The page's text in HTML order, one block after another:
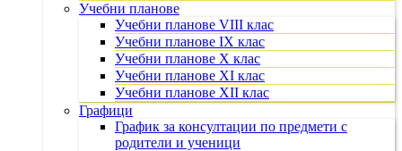
Учебни планове
Учебни планове VIII клас
Учебни планове IX клас
Учебни планове X клас
Учебни планове XI клас
Учебни планове XII клас
Графици
График за консултации по предмети с
родители и ученици